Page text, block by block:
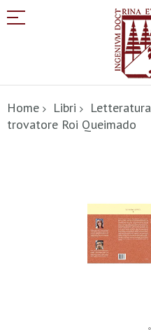
al
contenuto
Home Libri Letteratura
trovatore Roi Queimado